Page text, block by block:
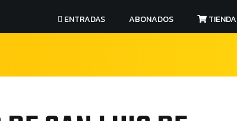
ENTRADAS ABONADOS TIENDA